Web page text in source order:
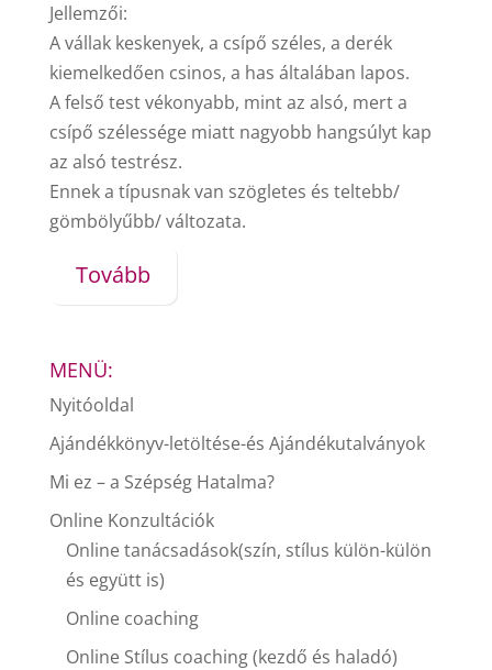
Jellemzői:
A vállak keskenyek, a csípő széles, a derék
kiemelkedően csinos, a has általában lapos.
A felső test vékonyabb, mint az alsó, mert a
csípő szélessége miatt nagyobb hangsúlyt kap
az alsó testrész.
Ennek a típusnak van szögletes és teltebb/
gömbölyűbb/ változata.
Tovább
MENÜ:
Nyitóoldal
Ajándékkönyv-letöltése-és Ajándékutalványok
Mi ez – a Szépség Hatalma?
Online Konzultációk
Online tanácsadások(szín, stílus külön-külön
és együtt is)
Online coaching
Online Stílus coaching (kezdő és haladó)